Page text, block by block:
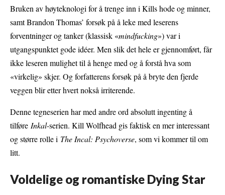
Bruken av høyteknologi for å trenge inn i Kills hode og minner,
samt Brandon Thomas’ forsøk på å leke med leserens
forventninger og tanker (klassisk «mindfucking») var i
utgangspunktet gode idéer. Men slik det hele er gjennomført, får
ikke leseren mulighet til å henge med og å forstå hva som
«virkelig» skjer. Og forfatterens forsøk på å bryte den fjerde
veggen blir etter hvert nokså irriterende.
Denne tegneserien har med andre ord absolutt ingenting å
tilføre Inkal-serien. Kill Wolfhead gis faktisk en mer interessant
og større rolle i The Incal: Psychoverse, som vi kommer til om
litt.
Voldelige og romantiske Dying Star